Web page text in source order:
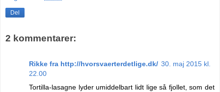
Del
2 kommentarer:
Rikke fra http://hvorsvaerterdetlige.dk/ 30. maj 2015 kl.
22.00
Tortilla-lasagne lyder umiddelbart lidt lige så fjollet, som det